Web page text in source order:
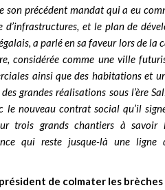
son précédent mandat qui a eu
d’infrastructures, et le plan de
a parlé en sa faveur lors de la
considérée comme une ville
ainsi que des habitations et
grandes réalisations sous l’ère
le nouveau contrat social qu’il
trois grands chantiers à savoir
qui reste jusque-là une ligne
de colmater les